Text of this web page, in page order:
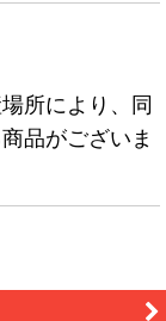
所により、同
品がございま